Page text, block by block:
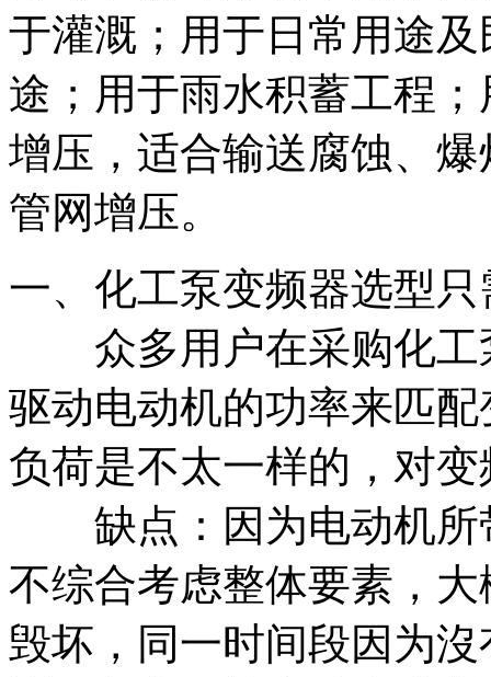
于灌溉；用于日常用途
途；用于雨水积蓄工程
增压，适合输送腐蚀、
管网增压。
一、化工泵变频器选型
众多用户在采购化工
驱动电动机的功率来匹
负荷是不太一样的，对
缺点：因为电动机所
不综合考虑整体要素，
毁坏，同一时间段因为